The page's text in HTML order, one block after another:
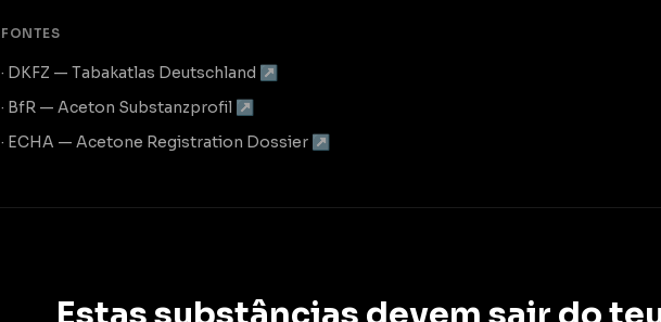
FONTES
· DKFZ — Tabakatlas Deutschland ↗
· BfR — Aceton Substanzprofil ↗
· ECHA — Acetone Registration Dossier ↗